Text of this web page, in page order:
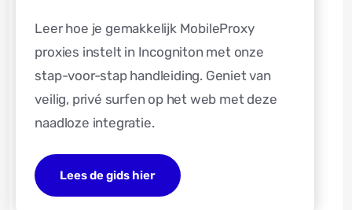
Leer hoe je gemakkelijk MobileProxy
proxies instelt in Incogniton met onze
stap-voor-stap handleiding. Geniet van
veilig, privé surfen op het web met deze
naadloze integratie.
Lees de gids hier